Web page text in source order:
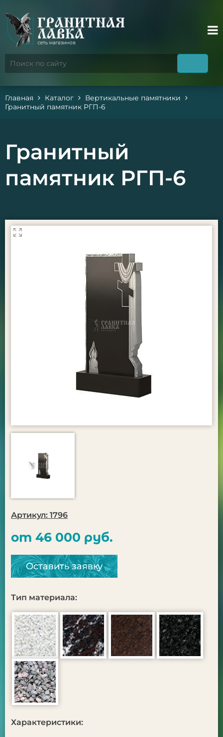
Главная Каталог
Вертикальные памятники
Гранитный памятник РГП-6
Гранитный
памятник РГП-6
Артикул: 1796
от 46 000 руб.
Оставить заявку
Тип материала:
Характеристики: